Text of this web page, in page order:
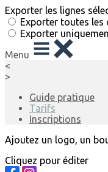
Exporter les lignes
Exporter toutes les
Exporter
Menu
<
>
Guide pratique
Tarifs
Inscriptions
Ajoutez un logo, un
Cliquez pour éditer